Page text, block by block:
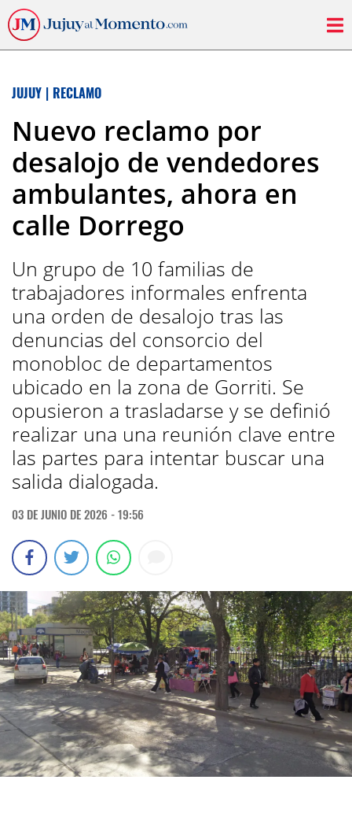
JUJUY | RECLAMO
Nuevo reclamo por
desalojo de vendedores
ambulantes, ahora en
calle Dorrego
Un grupo de 10 familias de
trabajadores informales enfrenta
una orden de desalojo tras las
denuncias del consorcio del
monobloc de departamentos
ubicado en la zona de Gorriti. Se
opusieron a trasladarse y se definió
realizar una una reunión clave entre
las partes para intentar buscar una
salida dialogada.
03 DE JUNIO DE 2026 - 19:56